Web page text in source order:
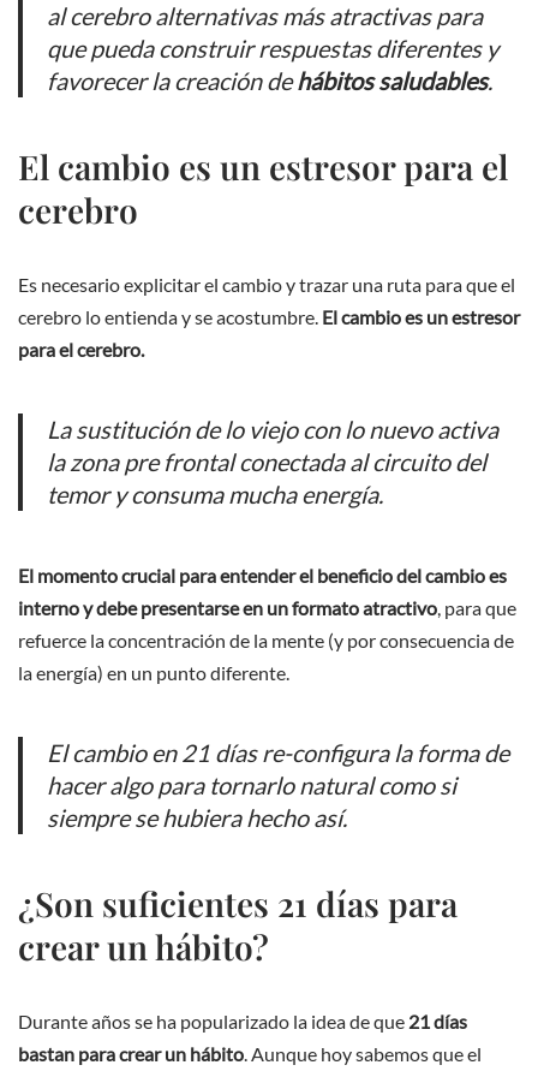
al cerebro alternativas más atractivas para
que pueda construir respuestas diferentes y
favorecer la creación dehábitos saludables.
El cambio es un estresor para el
cerebro
Es necesario explicitar el cambio y trazar una ruta para que el
cerebro lo entienda y se acostumbre. El cambio es un estresor
para el cerebro.
La sustitución de lo viejo con lo nuevo activa
la zona pre frontal conectada al circuito del
temor y consuma mucha energía.
El momento crucial para entender el beneficio del cambio es
interno y debe presentarse en un formato atractivo, para que
refuerce la concentración de la mente (y por consecuencia de
la energía) en un punto diferente.
El cambio en 21 días re-configura la forma de
hacer algo para tornarlo natural como si
siempre se hubiera hecho así.
¿Son suficientes 21 días para
crear un hábito?
Durante años se ha popularizado la idea de que 21 días
bastan para crear un hábito. Aunque hoy sabemos que el